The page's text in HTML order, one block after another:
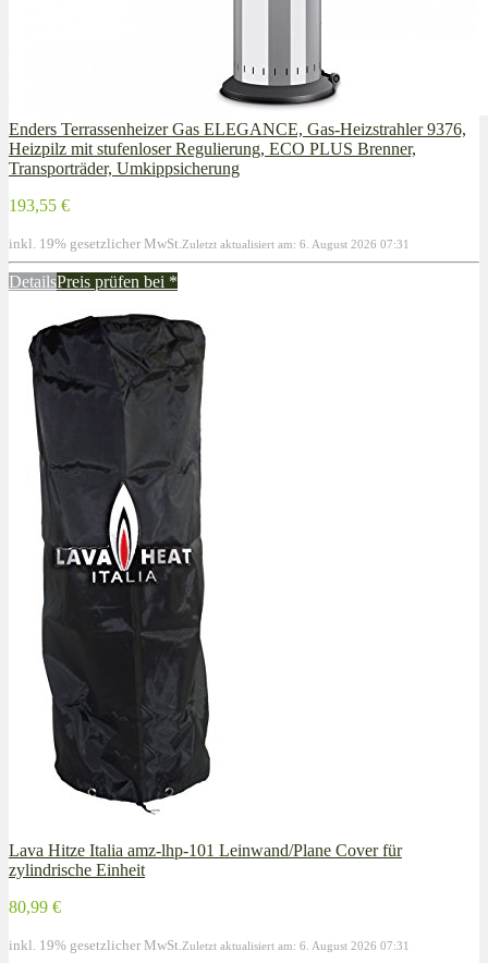
Enders Terrassenheizer Gas ELEGANCE, Gas-Heizstrahler 9376,
Heizpilz mit stufenloser Regulierung, ECO PLUS Brenner,
Transporträder, Umkippsicherung
193,55 €
inkl. 19% gesetzlicher MwSt. Zuletzt aktualisiert am: 6. August 2026 07:31
DetailsPreis prüfen bei *
Lava Hitze Italia amz-lhp-101 Leinwand/Plane Cover für
zylindrische Einheit
80,99 €
inkl. 19% gesetzlicher MwSt. Zuletzt aktualisiert am: 6. August 2026 07:31